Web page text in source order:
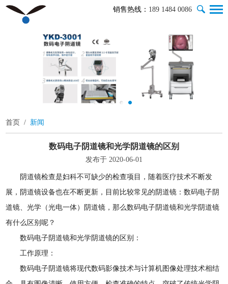
销售热线： 189 1484 0086
首页 / 新闻
数码电子阴道镜和光学阴道镜的区别
发布于 2020-06-01
阴道镜检查是妇科不可缺少的检查项目，随着医疗技术不断发
展，阴道镜设备也在不断更新，目前比较常见的阴道镜：数码电子阴
道镜、光学（光电一体）阴道镜，那么数码电子阴道镜和光学阴道镜
有什么区别呢？
数码电子阴道镜和光学阴道镜的区别：
工作原理：
数码电子阴道镜将现代数码影像技术与计算机图像处理技术相结